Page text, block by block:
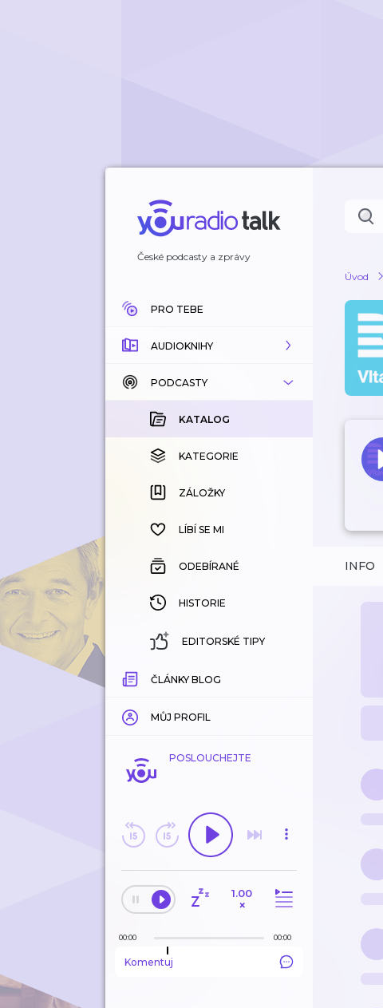
České podcasty a zprávy
PRO TEBE
AUDIOKNIHY
KATALOG
KOUPENÉ
KATEGORIE
ZÁLOŽKY
HISTORIE
PODCASTY
KATALOG
KATEGORIE
ZÁLOŽKY
LÍBÍ SE MI
ODEBÍRANÉ
HISTORIE
EDITORSKÉ TIPY
ČLÁNKY BLOG
MŮJ PROFIL
POSLOUCHEJTE
1.00
×
00:00 00:00
Komentuj
Úvod
INFO